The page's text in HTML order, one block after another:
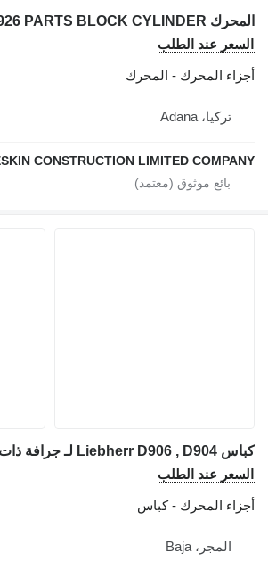
عند الطلب
المحرك - المحرك
تركيا، Adana
KESKIN CONSTRUCTION LIMITED
عند الطلب
المحرك - كباس
المجر، Baja